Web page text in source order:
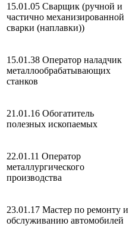
15.01.05 Сварщик (ручной и
частично механизированной
сварки (наплавки))
15.01.38 Оператор наладчик
металлообрабатывающих
станков
21.01.16 Обогатитель
полезных ископаемых
22.01.11 Оператор
металлургического
производства
23.01.17 Мастер по ремонту и
обслуживанию автомобилей